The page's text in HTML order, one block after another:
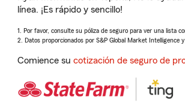
línea. ¡Es rápido y sencillo!
1. Por favor, consulte su póliza de seguro para ver una lista
2. Datos proporcionados por S&P Global Market Intelligence
Comience su cotización de seguro de